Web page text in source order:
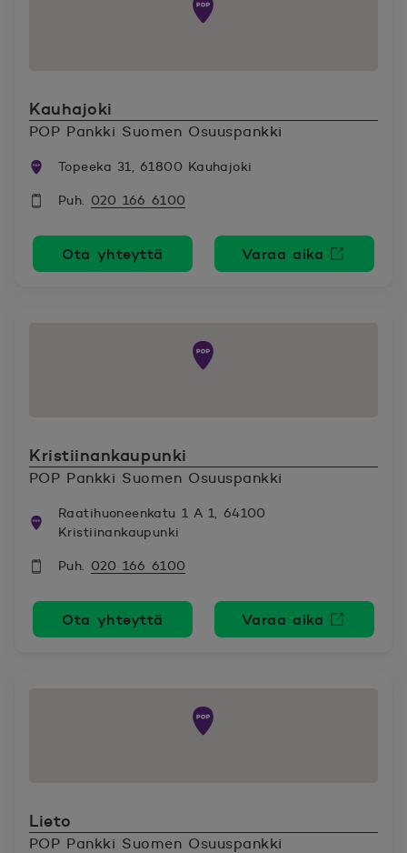
Kauhajoki
POP Pankki Suomen Osuuspankki
Topeeka 31, 61800 Kauhajoki
Puh. 020 166 6100
Ota yhteyttä Varaa aika
Avautuu
Kristiinankaupunki
POP Pankki Suomen Osuuspankki
Raatihuoneenkatu 1 A 1, 64100
Kristiinankaupunki
Puh. 020 166 6100
Ota yhteyttä Varaa aika
Avautuu
Lieto
POP Pankki Suomen Osuuspankki